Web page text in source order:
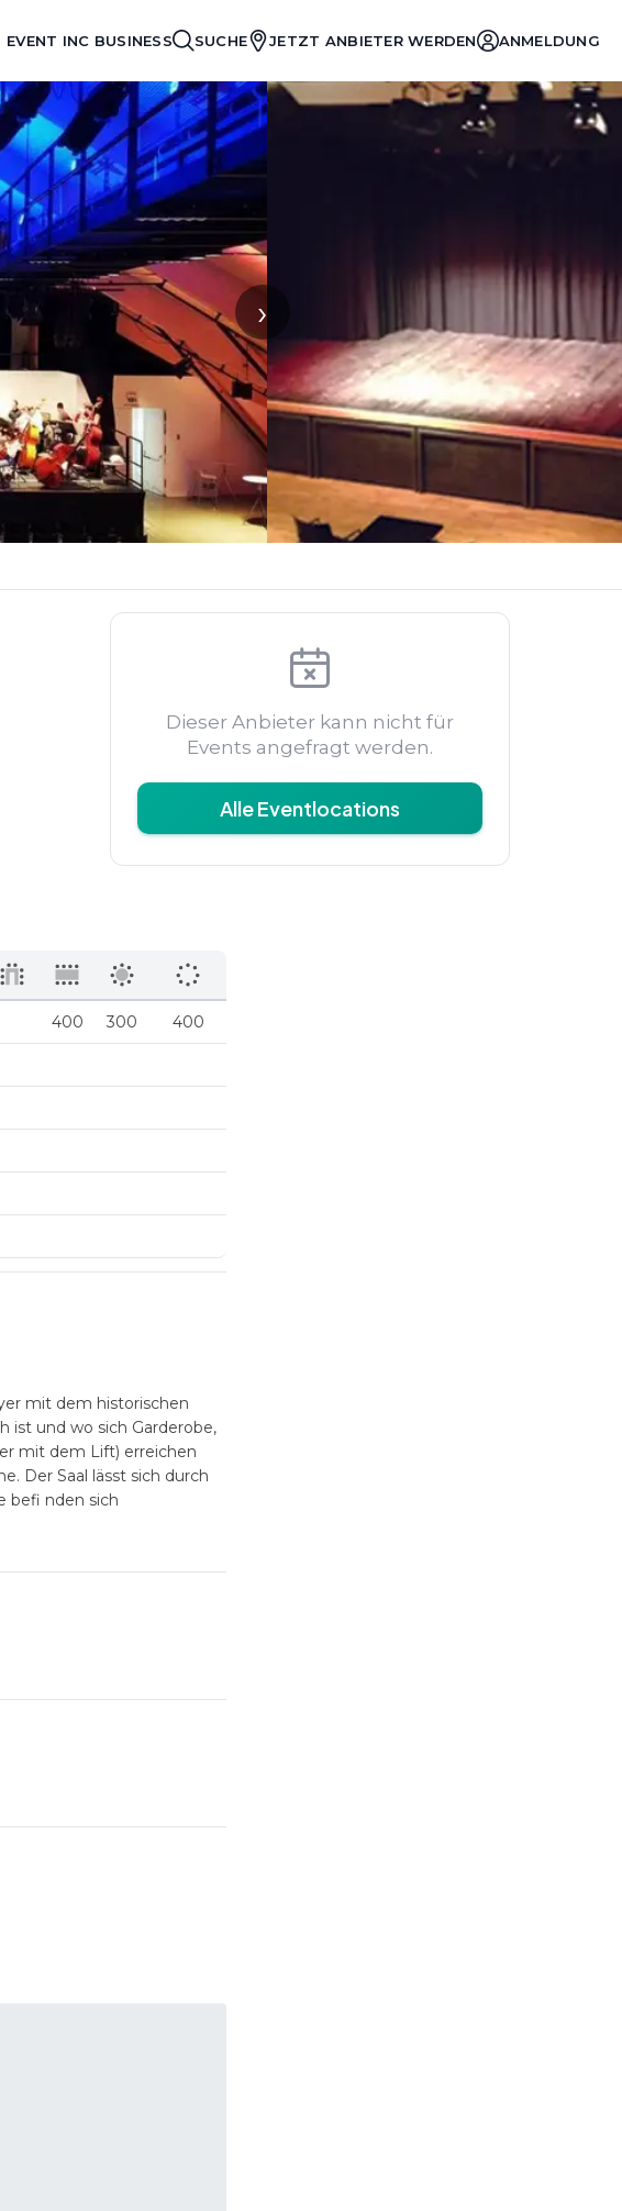
EVENT INC BUSINESS SUCHE JETZT ANBIETER WERDEN ANMELDUNG
›
Dieser Anbieter kann nicht für
Events angefragt werden.
Alle Eventlocations
400 300 400
mit dem historischen
ist und wo sich Garderobe,
mit dem Lift) erreichen
Der Saal lässt sich durch
befi nden sich